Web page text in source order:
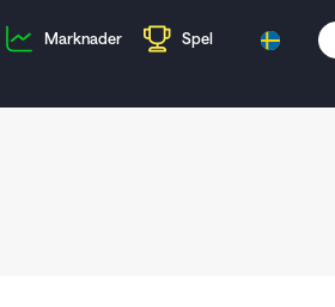
Marknader Spel